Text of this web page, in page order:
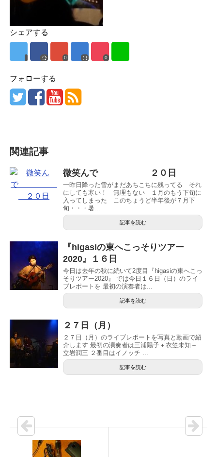
シェアする
0 0
フォローする
関連記事
微笑んで ２０日
一昨日降った雪がまだあちこちに残ってる それ
にしても寒い！ 無理もない １月のもう下旬に
入ってしまった このちょうど半年後が７月下
旬・・・暑...
記事を読む
『higasiの東へこっそりツアー
2020』１６日
今日は去年の秋に続いて2度目『higasiの東へこっ
そりツアー2020』 では今日１６日（日）のライ
ブレポートを 最初の演奏者は...
記事を読む
２７日（月）
２７日（月）のライブレポートを写真と動画で紹
介します 最初の演奏者は三浦陽子＋衣笠未知＋
立岩潤三 ２番目はイノッチ ...
記事を読む